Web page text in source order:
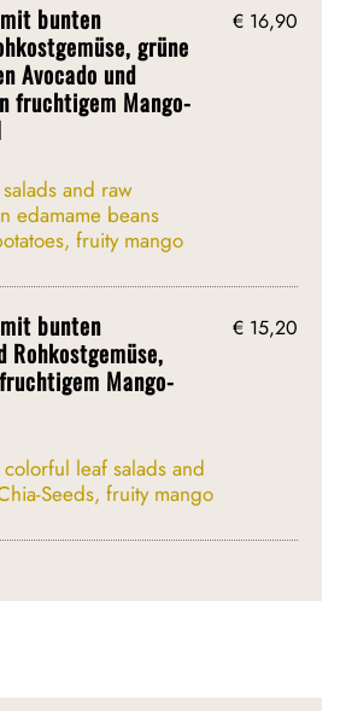
mit bunten
grüne
Avocado und
fruchtigem Mango-
and raw
edamame beans
fruity mango
€ 16,90
mit bunten
Mango-
leaf salads and
Seeds, fruity mango
€ 15,20